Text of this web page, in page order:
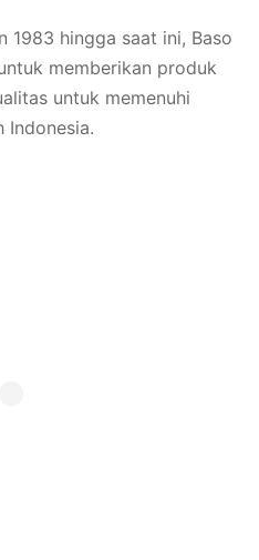
1983 hingga saat ini, Baso
memberikan produk
untuk memenuhi
Indonesia.